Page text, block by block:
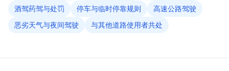
酒驾药驾与处罚
停车与临时停靠规则
高速公路驾驶
恶劣天气与夜间驾驶
与其他道路使用者共处